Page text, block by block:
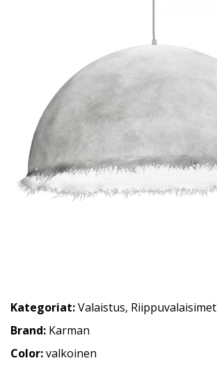
Kategoriat:Valaistus, Riippuvalaisimet
Brand: Karman
Color:valkoinen